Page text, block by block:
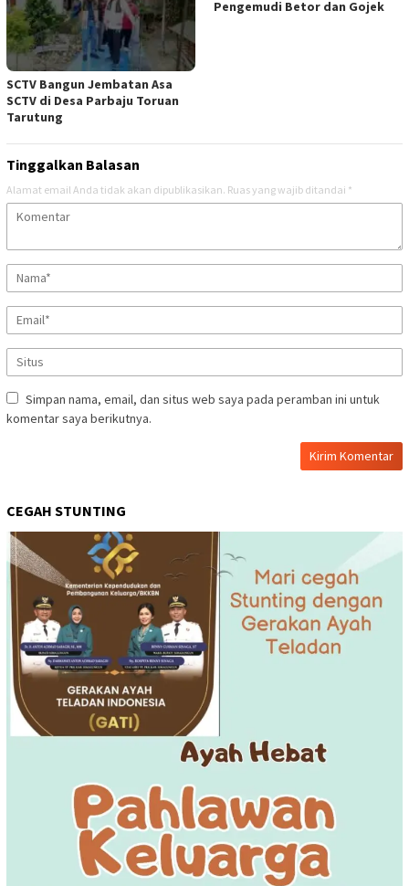
SCTV Bangun Jembatan Asa
SCTV di Desa Parbaju Toruan
Tarutung
Pengemudi Betor dan Gojek
Tinggalkan Balasan
Alamat email Anda tidak akan dipublikasikan. Ruas yang wajib ditandai *
Simpan nama, email, dan situs web saya pada peramban ini untuk
komentar saya berikutnya.
CEGAH STUNTING